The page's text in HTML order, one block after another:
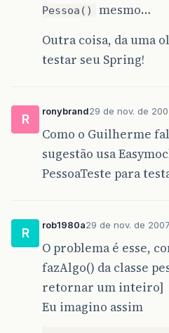
Pessoa()
mesmo…
Outra coisa, da uma
testar seu Spring!
R
ronybrand29 de nov. de
Como o Guilherme
sugestão usa
PessoaTeste para
R
rob1980a29 de nov. de 2007
O problema é esse,
fazAlgo() da classe
retornar um inteiro]
Eu imagino assim